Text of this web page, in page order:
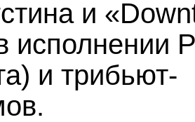
и
исполнении
и трибьют-